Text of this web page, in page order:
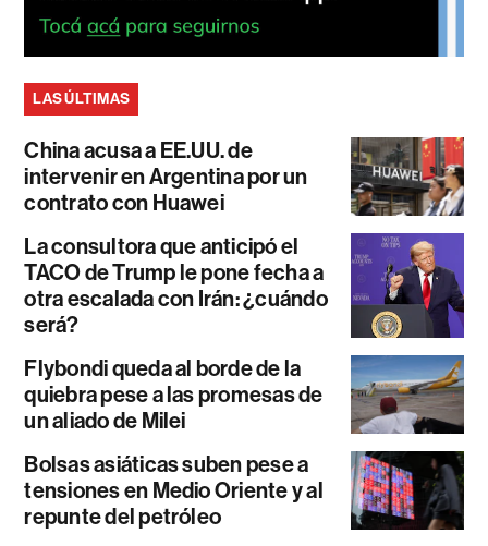
LAS ÚLTIMAS
China acusa a EE.UU. de
intervenir en Argentina por un
contrato con Huawei
La consultora que anticipó el
TACO de Trump le pone fecha a
otra escalada con Irán: ¿cuándo
será?
Flybondi queda al borde de la
quiebra pese a las promesas de
un aliado de Milei
Bolsas asiáticas suben pese a
tensiones en Medio Oriente y al
repunte del petróleo